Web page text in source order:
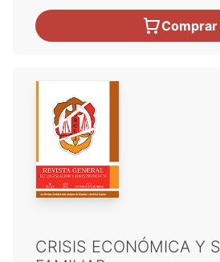
Comprar
CRISIS ECONÓMICA Y